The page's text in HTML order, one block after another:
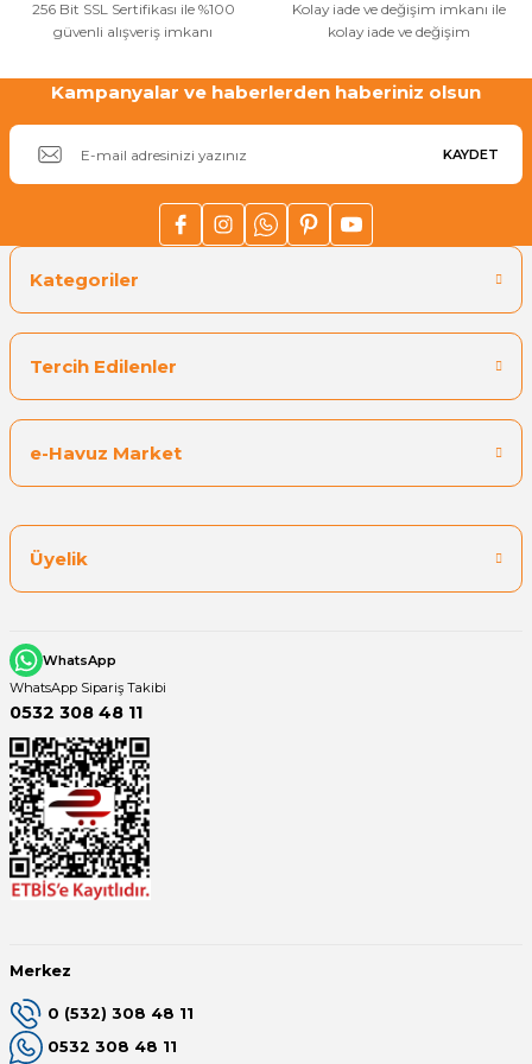
Stokta Yok
Rt Serisi Tornax Havuz Robotu Paleti
₺ 3.561,14
₺ 3.026,97
256 Bit SSL Sertifikası ile %100
güvenli alışveriş imkanı
Kolay iade ve değişim imkanı ile
kolay iade ve değişim
Kampanyalar ve haberlerden haberiniz olsun
KAYDET
Kategoriler
Tercih Edilenler
e-Havuz Market
Üyelik
WhatsApp
WhatsApp Sipariş Takibi
0532 308 48 11
Merkez
0 (532) 308 48 11
0532 308 48 11